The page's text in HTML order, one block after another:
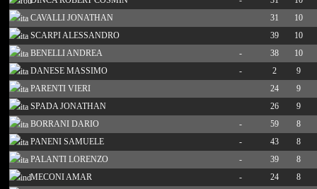
CAVALLI JONATHAN
31
10
SCARPI ALESSANDRO
39
10
BENELLI ANDREA
- 38
10
DANESE MASSIMO
- 2
9
PARENTI VIERI
24
9
SPADA JONATHAN
26
9
BORRANI DARIO
- 59
8
PANENI SAMUELE
- 43
8
PALANTI LORENZO
- 39
8
MECONI AMAR
- 24
8